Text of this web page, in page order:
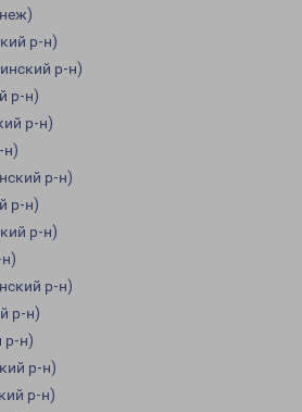
р-н)
р-н)
р-н)
р-н)
н)
р-н)
р-н)
р-н)
р-н)
р-н)
р-н)
р-н)
р-н)